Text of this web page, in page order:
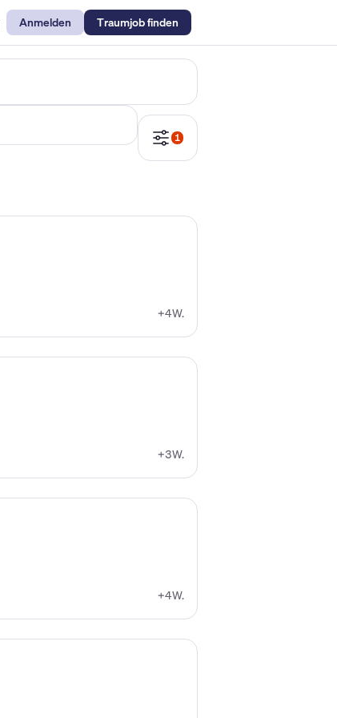
Anmelden Traumjob finden
1
+4W.
+3W.
+4W.